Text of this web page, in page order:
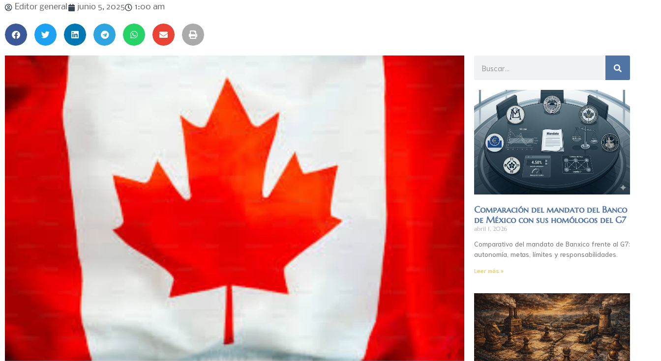
Editor general junio 5, 2025 1:00 am
Comparación del mandato del Banco
de México con sus homólogos del G7
abril 1, 2026
Comparativo del mandato de Banxico frente al G7:
autonomía, metas, límites y responsabilidades.
Leer más »